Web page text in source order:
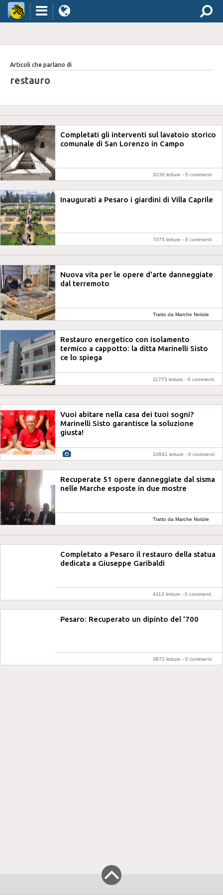
Articoli che parlano di
restauro
Completati gli interventi sul lavatoio storico
comunale di San Lorenzo in Campo
3230 letture - 0 commenti
Inaugurati a Pesaro i giardini di Villa Caprile
7075 letture - 0 commenti
Nuova vita per le opere d'arte danneggiate
dal terremoto
Tratto da Marche Notizie
Restauro energetico con isolamento
termico a cappotto: la ditta Marinelli Sisto
ce lo spiega
11773 letture - 0 commenti
Vuoi abitare nella casa dei tuoi sogni?
Marinelli Sisto garantisce la soluzione
giusta!
10641 letture - 0 commenti
Recuperate 51 opere danneggiate dal sisma
nelle Marche esposte in due mostre
Tratto da Marche Notizie
Completato a Pesaro il restauro della statua
dedicata a Giuseppe Garibaldi
4112 letture - 0 commenti
Pesaro: Recuperato un dipinto del '700
3872 letture - 0 commenti